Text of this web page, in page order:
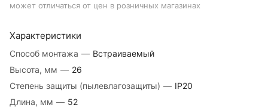
Характеристики
Способ монтажа — Встраиваемый
Высота, мм — 26
Степень защиты (пылевлагозащиты) — IP20
Длина, мм — 52
может отличаться от цен в розничных магазинах